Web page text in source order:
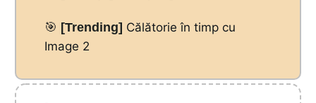
🎯 [Trending] Călătorie în timp cu
Image 2